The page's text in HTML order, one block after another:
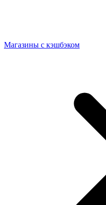
Магазины с кэшбэком